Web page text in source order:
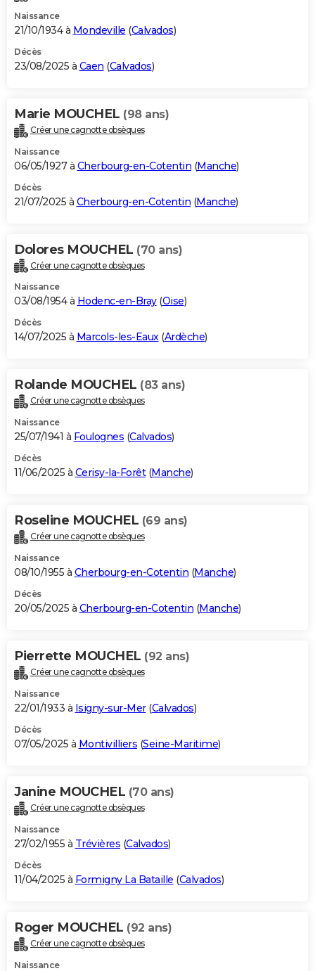
Naissance
21/10/1934 à Mondeville (Calvados)
Décès
23/08/2025 à Caen (Calvados)
Marie MOUCHEL (98 ans)
Créer une cagnotte obsèques
Naissance
06/05/1927 à Cherbourg-en-Cotentin (Manche)
Décès
21/07/2025 à Cherbourg-en-Cotentin (Manche)
Dolores MOUCHEL (70 ans)
Créer une cagnotte obsèques
Naissance
03/08/1954 à Hodenc-en-Bray(Oise)
Décès
14/07/2025 à Marcols-les-Eaux(Ardèche)
Rolande MOUCHEL (83 ans)
Créer une cagnotte obsèques
Naissance
25/07/1941 à Foulognes (Calvados)
Décès
11/06/2025 à Cerisy-la-Forêt(Manche)
Roseline MOUCHEL (69 ans)
Créer une cagnotte obsèques
Naissance
08/10/1955 à Cherbourg-en-Cotentin (Manche)
Décès
20/05/2025 à Cherbourg-en-Cotentin (Manche)
Pierrette MOUCHEL (92 ans)
Créer une cagnotte obsèques
Naissance
22/01/1933 à Isigny-sur-Mer(Calvados)
Décès
07/05/2025 à Montivilliers (Seine-Maritime)
Janine MOUCHEL (70 ans)
Créer une cagnotte obsèques
Naissance
27/02/1955 à Trévières (Calvados)
Décès
11/04/2025 à Formigny La Bataille (Calvados)
Roger MOUCHEL (92 ans)
Créer une cagnotte obsèques
Naissance